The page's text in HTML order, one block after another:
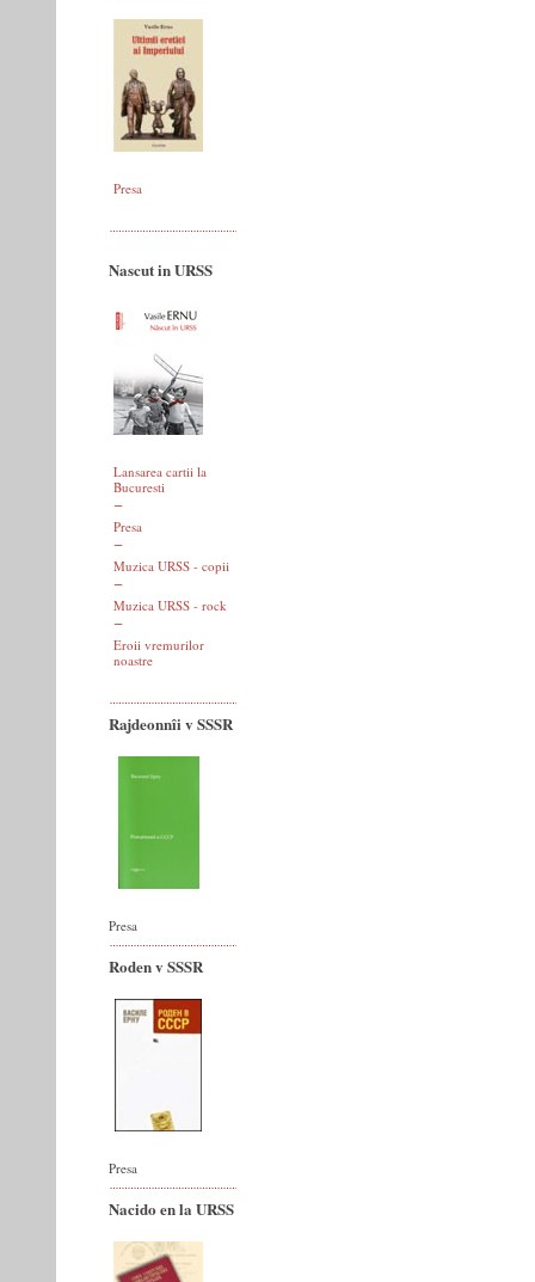
Presa
Nascut in URSS
Lansarea cartii la
Bucuresti
Presa
Muzica URSS - copii
Muzica URSS - rock
Eroii vremurilor
noastre
Rajdeonnîi v SSSR
Presa
Roden v SSSR
Presa
Nacido en la URSS